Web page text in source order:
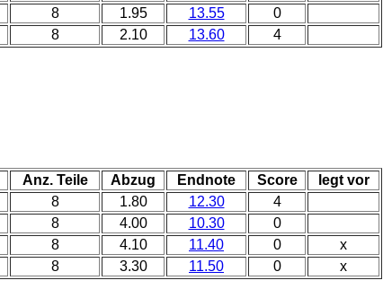
8 1.95 13.55
0
8 2.10 13.60 4
Anz. Teile Abzug Endnote Score
legt vor
8 1.80 12.30
4
8 4.00 10.30
0
8 4.10 11.40 0
x
8 3.30 11.50 0 x